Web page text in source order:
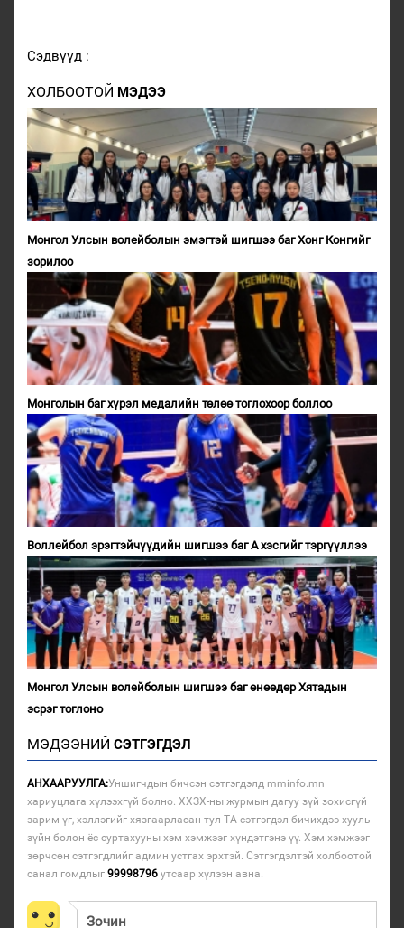
Сэдвүүд :
ХОЛБООТОЙ МЭДЭЭ
Монгол Улсын волейболын эмэгтэй шигшээ баг Хонг Конгийг
зорилоо
Монголын баг хүрэл медалийн төлөө тоглохоор боллоо
Воллейбол эрэгтэйчүүдийн шигшээ баг А хэсгийг тэргүүллээ
Монгол Улсын волейболын шигшээ баг өнөөдөр Хятадын
эсрэг тоглоно
МЭДЭЭНИЙ СЭТГЭГДЭЛ
АНХААРУУЛГА:Уншигчдын бичсэн сэтгэгдэлд mminfo.mn
хариуцлага хүлээхгүй болно. ХХЗХ-ны журмын дагуу зүй зохисгүй
зарим үг, хэллэгийг хязгаарласан тул ТА сэтгэгдэл бичихдээ хууль
зүйн болон ёс суртахууны хэм хэмжээг хүндэтгэнэ үү. Хэм хэмжээг
зөрчсөн сэтгэгдлийг админ устгах эрхтэй. Сэтгэгдэлтэй холбоотой
санал гомдлыг 99998796 утсаар хүлээн авна.